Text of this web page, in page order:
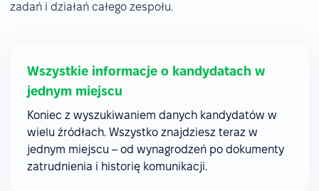
zadań i działań całego zespołu.
Wszystkie informacje o kandydatach w
jednym miejscu
Koniec z wyszukiwaniem danych kandydatów w
wielu źródłach. Wszystko znajdziesz teraz w
jednym miejscu – od wynagrodzeń po dokumenty
zatrudnienia i historię komunikacji.